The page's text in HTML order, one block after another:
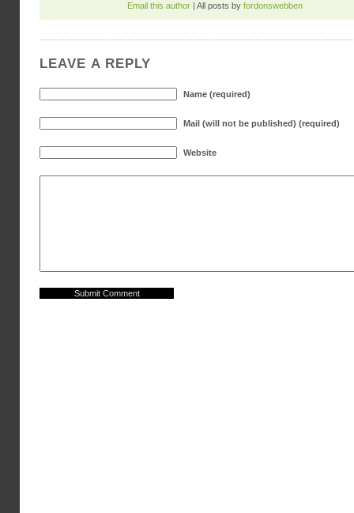
Email this author | All posts by fordonswebben
LEAVE A REPLY
Name (required)
Mail (will not be published) (required)
Website